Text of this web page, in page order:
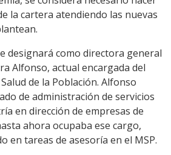
la cartera atendiendo las nuevas
designará como directora general
Alfonso, actual encargada del
de la Población. Alfonso
de administración de servicios
en dirección de empresas de
ahora ocupaba ese cargo,
en tareas de asesoría en el MSP.